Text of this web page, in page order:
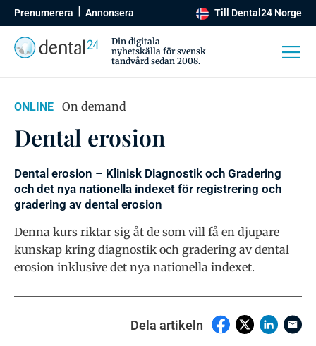
Prenumerera Annonsera Till Dental24 Norge
Din digitala
nyhetskälla för svensk
tandvård sedan 2008.
ONLINE On demand
Dental erosion
Dental erosion – Klinisk Diagnostik och Gradering
och det nya nationella indexet för registrering och
gradering av dental erosion
Denna kurs riktar sig åt de som vill få en djupare
kunskap kring diagnostik och gradering av dental
erosion inklusive det nya nationella indexet.
Dela artikeln